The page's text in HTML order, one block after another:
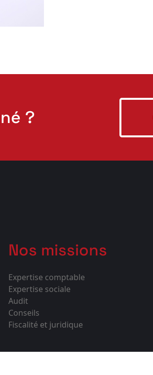
?
Nos missions
Expertise comptable
Expertise sociale
Audit
Conseils
Fiscalité et juridique